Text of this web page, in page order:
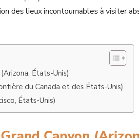
des lieux incontournables à visiter
États-Unis)
du Canada et des États-Unis)
États-Unis)